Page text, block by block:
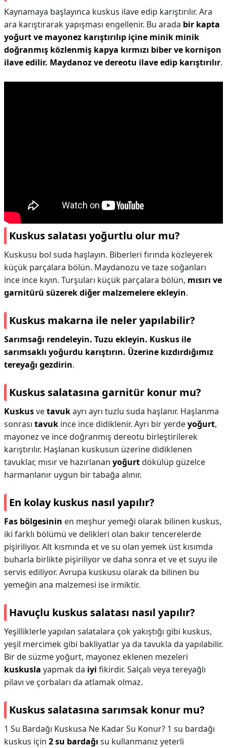
Kaynamaya başlayınca kuskus ilave edip karıştırılır. Ara
ara karıştırarak yapışması engellenir. Bu arada bir kapta
yoğurt ve mayonez karıştırılıp içine minik minik
doğranmış közlenmiş kapya kırmızı biber ve kornişon
ilave edilir. Maydanoz ve dereotu ilave edip karıştırılır.
Kuskus salatası yoğurtlu olur mu?
Kuskusu bol suda haşlayın. Biberleri fırında közleyerek
küçük parçalara bölün. Maydanozu ve taze soğanları
ince ince kıyın. Turşuları küçük parçalara bölün, mısırı ve
garnitürü süzerek diğer malzemelere ekleyin.
Kuskus makarna ile neler yapılabilir?
Sarımsağı rendeleyin. Tuzu ekleyin. Kuskus ile
sarımsaklı yoğurdu karıştırın. Üzerine kızdırdığımız
tereyağı gezdirin.
Kuskus salatasına garnitür konur mu?
Kuskusvetavukayrı ayrı tuzlu suda haşlanır. Haşlanma
sonrası tavuk ince ince didiklenir. Ayrı bir yerdeyoğurt,
mayonez ve ince doğranmış dereotu birleştirilerek
karıştırılır. Haşlanan kuskusun üzerine didiklenen
tavuklar, mısır ve hazırlanan yoğurtdökülüp güzelce
harmanlanır uygun bir tabağa alınır.
En kolay kuskus nasıl yapılır?
Fas bölgesinin en meşhur yemeği olarak bilinen kuskus,
iki farklı bölümü ve delikleri olan bakır tencerelerde
pişiriliyor. Alt kısmında et ve su olan yemek üst kısımda
buharla birlikte pişiriliyor ve daha sonra et ve et suyu ile
servis ediliyor. Avrupa kuskusu olarak da bilinen bu
yemeğin ana malzemesi ise irmiktir.
Havuçlu kuskus salatası nasıl yapılır?
Yeşilliklerle yapılan salatalara çok yakıştığı gibi kuskus,
yeşil mercimek gibi bakliyatlar ya da tavukla da yapılabilir.
Bir de süzme yoğurt, mayonez eklenen mezeleri
kuskusla yapmak da iyi fikirdir. Salçalı veya tereyağlı
pilavı ve çorbaları da atlamak olmaz.
Kuskus salatasına sarımsak konur mu?
1 Su Bardağı Kuskusa Ne Kadar Su Konur? 1 su bardağı
kuskus için 2 su bardağı su kullanmanız yeterli